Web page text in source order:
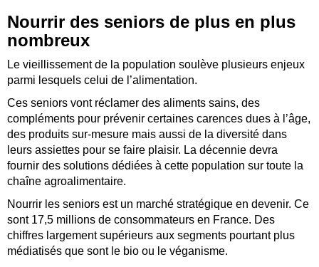
Nourrir des seniors de plus en plus
nombreux
Le vieillissement de la population soulève plusieurs enjeux
parmi lesquels celui de l’alimentation.
Ces seniors vont réclamer des aliments sains, des
compléments pour prévenir certaines carences dues à l’âge,
des produits sur-mesure mais aussi de la diversité dans
leurs assiettes pour se faire plaisir. La décennie devra
fournir des solutions dédiées à cette population sur toute la
chaîne agroalimentaire.
Nourrir les seniors est un marché stratégique en devenir. Ce
sont 17,5 millions de consommateurs en France. Des
chiffres largement supérieurs aux segments pourtant plus
médiatisés que sont le bio ou le véganisme.